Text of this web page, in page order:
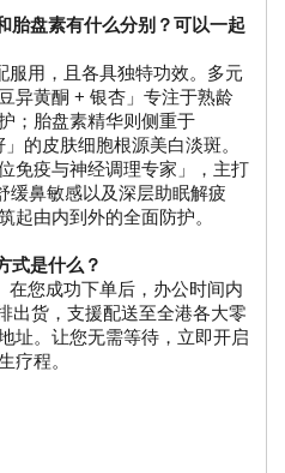
胎盘素有什么分别？可以一起
服用，且各具独特功效。多元
异黄酮 + 银杏」专注于熟龄
；胎盘素精华则侧重于
的皮肤细胞根源美白淡斑。
免疫与神经调理专家」，主打
缓鼻敏感以及深层助眠解疲
起由内到外的全面防护。
式是什么？
在您成功下单后，办公时间内
出货，支援配送至全港各大零
址。让您无需等待，立即开启
疗程。